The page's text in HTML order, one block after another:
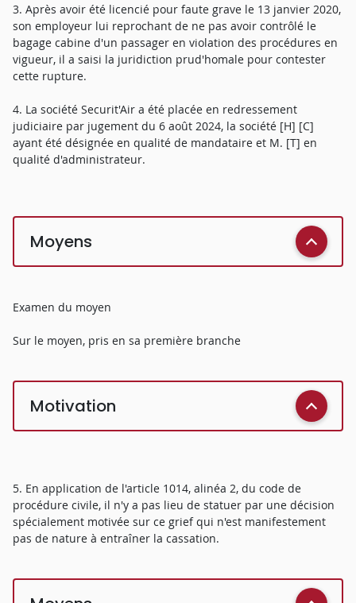
3. Après avoir été licencié pour faute grave le 13 janvier 2020,
son employeur lui reprochant de ne pas avoir contrôlé le
bagage cabine d'un passager en violation des procédures en
vigueur, il a saisi la juridiction prud'homale pour contester
cette rupture.
4. La société Securit'Air a été placée en redressement
judiciaire par jugement du 6 août 2024, la société [H] [C]
ayant été désignée en qualité de mandataire et M. [T] en
qualité d'administrateur.
Moyens
Examen du moyen
Sur le moyen, pris en sa première branche
Motivation
5. En application de l'article 1014, alinéa 2, du code de
procédure civile, il n'y a pas lieu de statuer par une décision
spécialement motivée sur ce grief qui n'est manifestement
pas de nature à entraîner la cassation.